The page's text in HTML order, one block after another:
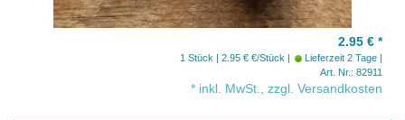
2.95 € *
1 Stück | 2.95 € €/Stück
Lieferzeit 2 Tage
Art. Nr.: 82911
* inkl. MwSt., zzgl. Versandkosten